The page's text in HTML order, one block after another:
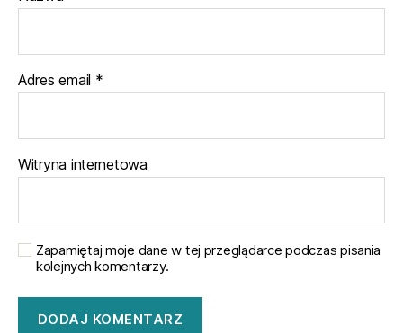
Adres email *
Witryna internetowa
Zapamiętaj moje dane w tej przeglądarce podczas pisania
kolejnych komentarzy.